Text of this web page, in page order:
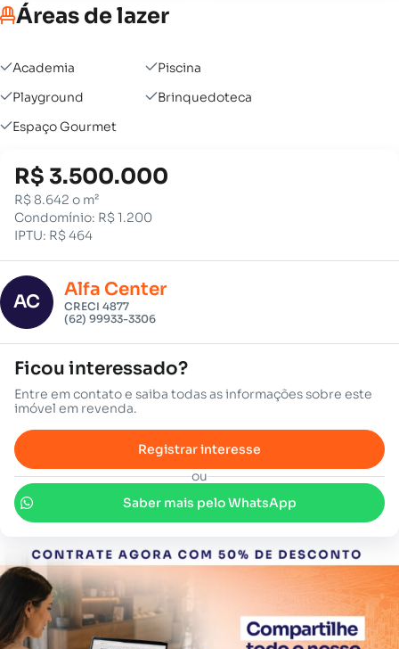
Áreas de lazer
Academia
Piscina
Playground
Brinquedoteca
Espaço Gourmet
R$ 3.500.000
R$ 8.642 o m²
Condomínio: R$ 1.200
IPTU: R$ 464
AC
Alfa Center
CRECI 4877
(62) 99933-3306
Ficou interessado?
Entre em contato e saiba todas as informações sobre este
imóvel em revenda.
Registrar interesse
ou
Saber mais pelo WhatsApp